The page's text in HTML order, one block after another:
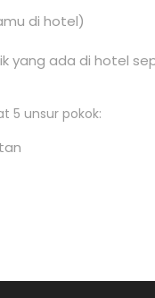
di hotel)
yang ada di hotel
5 unsur pokok: